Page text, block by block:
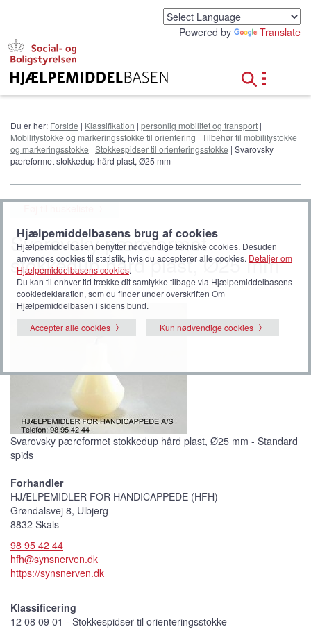
o
Powered by Translate
Du er her: Forside | Klassifikation | personlig mobilitet og transport |
Mobilitystokke og markeringsstokke til orientering | Tilbehør til mobilitystokke
og markeringsstokke | Stokkespidser til orienteringsstokke | Svarovsky
pæreformet stokkedup hård plast, Ø25 mm
Svarovsky pæreformet
stokkedup hård plast, Ø25 mm
Svarovsky pæreformet stokkedup hård plast, Ø25 mm - Standard
spids
Forhandler
HJÆLPEMIDLER FOR HANDICAPPEDE (HFH)
Grøndalsvej 8, Ulbjerg
8832 Skals
98 95 42 44
hfh@synsnerven.dk
https://synsnerven.dk
Klassificering
12 08 09 01 - Stokkespidser til orienteringsstokke
Hjælpemiddelbasens brug af cookies
Hjælpemiddelbasen benytter nødvendige tekniske cookies. Desuden
anvendes cookies til statistik, hvis du accepterer alle cookies. Detaljer om
Hjælpemiddelbasens cookies.
Du kan til enhver tid trække dit samtykke tilbage via Hjælpemiddelbasens
cookiedeklaration, som du finder under overskriften Om
Hjælpemiddelbasen i sidens bund.
Accepter alle cookies
Kun nødvendige cookies